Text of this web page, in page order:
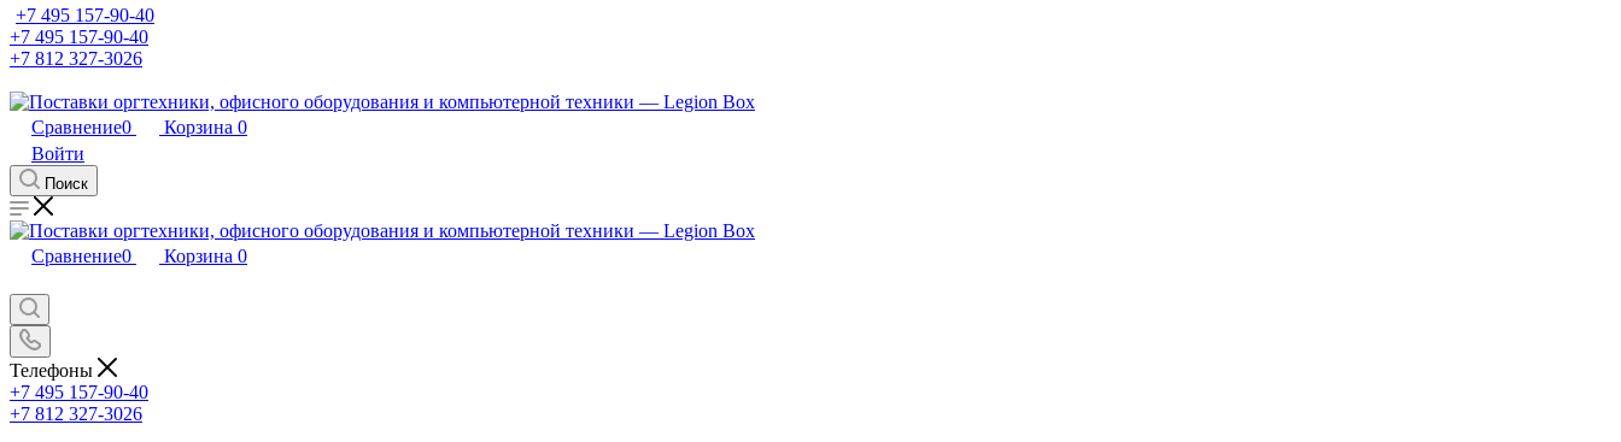
+7 495 157-90-40
+7 495 157-90-40
+7 812 327-3026
Сравнение0 Корзина 0
Войти
Поиск
Сравнение0 Корзина 0
Телефоны
+7 495 157-90-40
+7 812 327-3026